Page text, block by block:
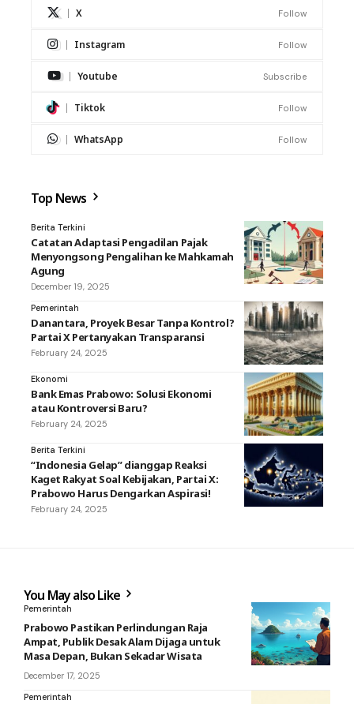
X Follow
Instagram Follow
Youtube Subscribe
Tiktok Follow
WhatsApp Follow
Top News
Berita Terkini
Catatan Adaptasi Pengadilan Pajak
Menyongsong Pengalihan ke Mahkamah
Agung
December 19, 2025
Pemerintah
Danantara, Proyek Besar Tanpa Kontrol?
Partai X Pertanyakan Transparansi
February 24, 2025
Ekonomi
Bank Emas Prabowo: Solusi Ekonomi
atau Kontroversi Baru?
February 24, 2025
Berita Terkini
“Indonesia Gelap” dianggap Reaksi
Kaget Rakyat Soal Kebijakan, Partai X:
Prabowo Harus Dengarkan Aspirasi!
February 24, 2025
You May also Like
Pemerintah
Prabowo Pastikan Perlindungan Raja
Ampat, Publik Desak Alam Dijaga untuk
Masa Depan, Bukan Sekadar Wisata
December 17, 2025
Pemerintah